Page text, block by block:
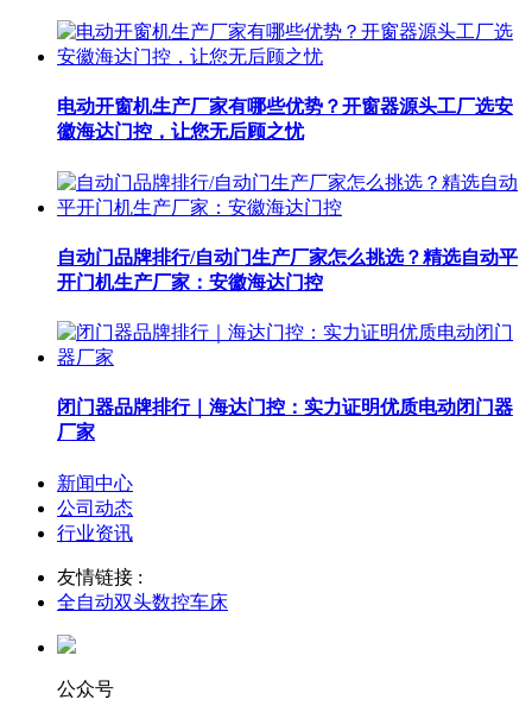
电动开窗机生产厂家有哪些优势？开窗器源头工厂选安
徽海达门控，让您无后顾之忧
自动门品牌排行/自动门生产厂家怎么挑选？精选自动平
开门机生产厂家：安徽海达门控
闭门器品牌排行｜海达门控：实力证明优质电动闭门器
厂家
新闻中心
公司动态
行业资讯
友情链接 :
全自动双头数控车床
公众号